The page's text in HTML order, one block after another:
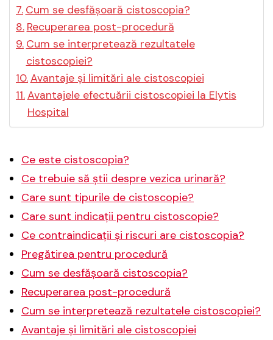
Cum se desfășoară cistoscopia?
Recuperarea post-procedură
Cum se interpretează rezultatele
cistoscopiei?
Avantaje și limitări ale cistoscopiei
Avantajele efectuării cistoscopiei la Elytis
Hospital
Ce este cistoscopia?
Ce trebuie să știi despre vezica urinară?
Care sunt tipurile de cistoscopie?
Care sunt indicații pentru cistoscopie?
Ce contraindicații și riscuri are cistoscopia?
Pregătirea pentru procedură
Cum se desfășoară cistoscopia?
Recuperarea post-procedură
Cum se interpretează rezultatele cistoscopiei?
Avantaje și limitări ale cistoscopiei